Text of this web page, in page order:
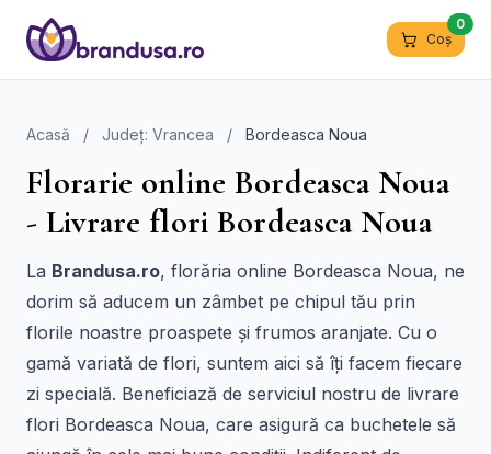
Coș
0
Acasă / Județ: Vrancea / Bordeasca Noua
Florarie online Bordeasca Noua
- Livrare flori Bordeasca Noua
La Brandusa.ro, florăria online Bordeasca Noua, ne
dorim să aducem un zâmbet pe chipul tău prin
florile noastre proaspete și frumos aranjate. Cu o
gamă variată de flori, suntem aici să îți facem fiecare
zi specială. Beneficiază de serviciul nostru de livrare
flori Bordeasca Noua, care asigură ca buchetele să